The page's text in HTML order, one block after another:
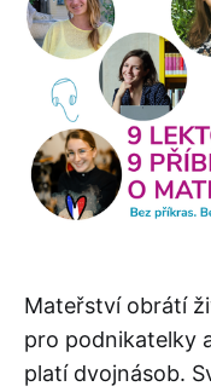
Mateřství obrátí
pro podnikatelky
platí dvojnásob.